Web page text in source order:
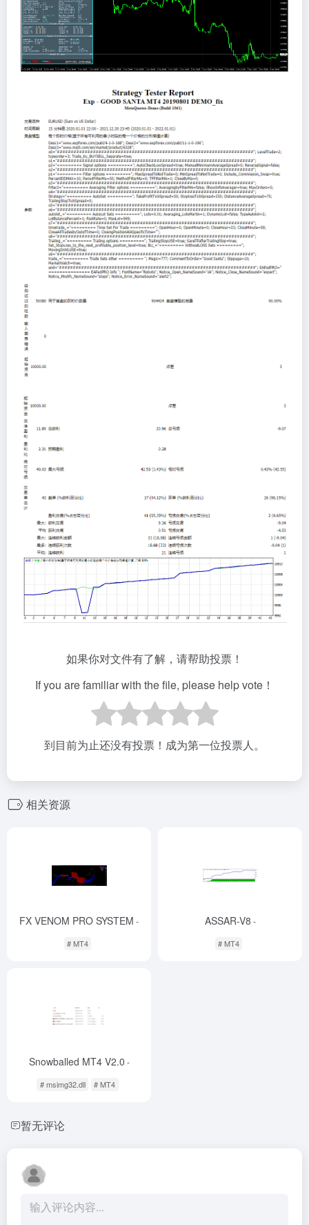
如果你对文件有了解，请帮助投票！
If you are familiar with the file, please help vote！
到目前为止还没有投票！成为第一位投票人。
相关资源
FX VENOM PRO SYSTEM -
# MT4
ASSAR-V8 -
# MT4
Snowballed MT4 V2.0 -
# msimg32.dll # MT4
暂无评论